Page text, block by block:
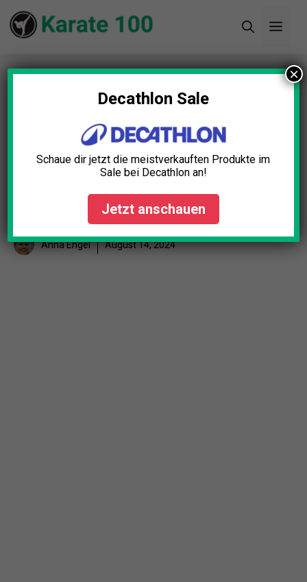
Zum
Inhalt
Startseite»Blog»Karate-Training Übungen:
Effektive Methoden zur Stärkung von Technik
Karate-Training Übungen:
Effektive Methoden zur
Stärkung von Technik und
Ausdauer
Anna Engel August 14, 2024
Decathlon Sale
Schaue dir jetzt die meistverkauften Produkte im
Sale bei Decathlon an!
Jetzt anschauen
×